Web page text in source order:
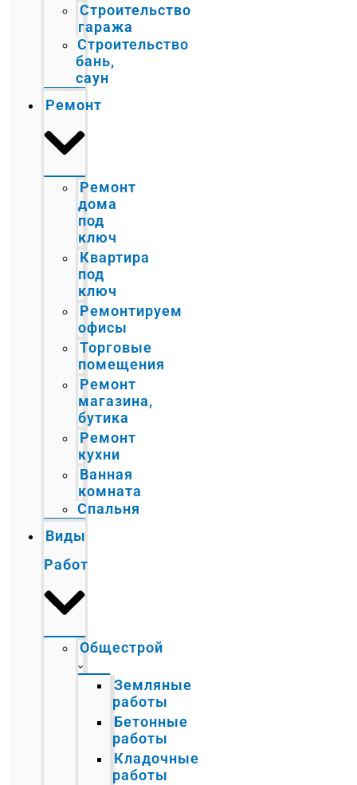
Строительство
гаража
Строительство
бань,
саун
Ремонт
Ремонт
дома
под
ключ
Квартира
под
ключ
Ремонтируем
офисы
Торговые
помещения
Ремонт
магазина,
бутика
Ремонт
кухни
Ванная
комната
Спальня
Виды
Работ
Общестрой
Земляные
работы
Бетонные
работы
Кладочные
работы